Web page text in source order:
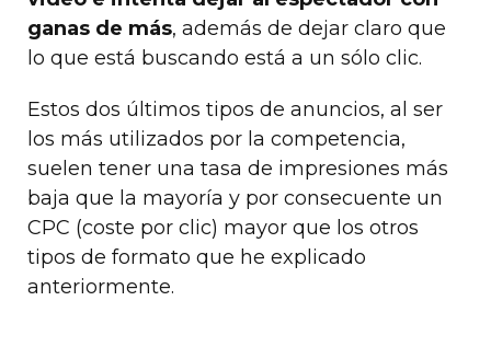
ganas de más, además de dejar claro que
lo que está buscando está a un sólo clic.
Estos dos últimos tipos de anuncios, al ser
los más utilizados por la competencia,
suelen tener una tasa de impresiones más
baja que la mayoría y por consecuente un
CPC (coste por clic) mayor que los otros
tipos de formato que he explicado
anteriormente.